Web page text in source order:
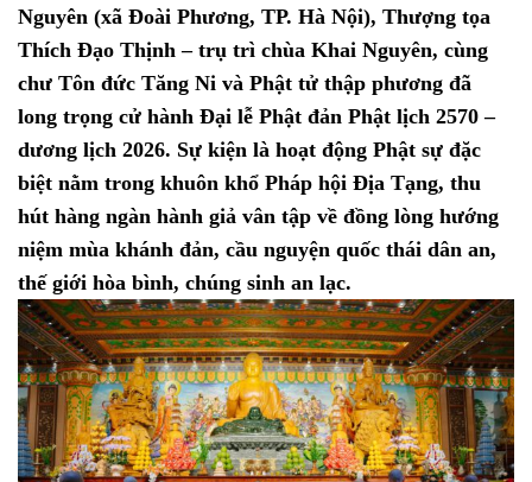
Nguyên (xã Đoài Phương, TP. Hà Nội), Thượng tọa
Thích Đạo Thịnh – trụ trì chùa Khai Nguyên, cùng
chư Tôn đức Tăng Ni và Phật tử thập phương đã
long trọng cử hành Đại lễ Phật đản Phật lịch 2570 –
dương lịch 2026. Sự kiện là hoạt động Phật sự đặc
biệt nằm trong khuôn khổ Pháp hội Địa Tạng, thu
hút hàng ngàn hành giả vân tập về đồng lòng hướng
niệm mùa khánh đản, cầu nguyện quốc thái dân an,
thế giới hòa bình, chúng sinh an lạc.